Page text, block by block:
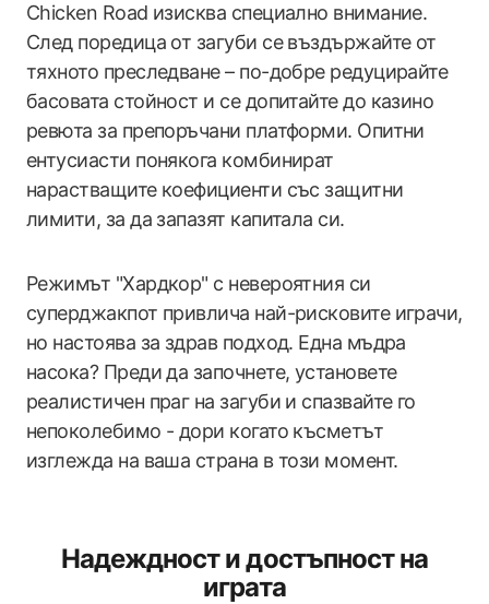
Chicken Road изисква специално внимание.
След поредица от загуби се въздържайте от
тяхното преследване – по-добре редуцирайте
басовата стойност и се допитайте до казино
ревюта за препоръчани платформи. Опитни
ентусиасти понякога комбинират
нарастващите коефициенти със защитни
лимити, за да запазят капитала си.
Режимът "Хардкор" с невероятния си
суперджакпот привлича най-рисковите играчи,
но настоява за здрав подход. Една мъдра
насока? Преди да започнете, установете
реалистичен праг на загуби и спазвайте го
непоколебимо - дори когато късметът
изглежда на ваша страна в този момент.
Надеждност и достъпност на
играта